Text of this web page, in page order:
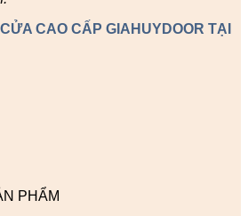
CAO CẤP GIAHUYDOOR TẠI
PHẨM